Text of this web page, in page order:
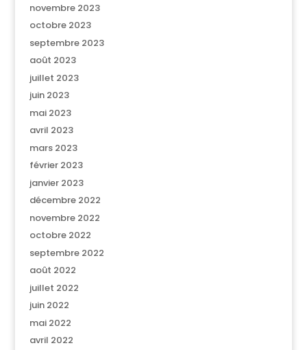
novembre 2023
octobre 2023
septembre 2023
août 2023
juillet 2023
juin 2023
mai 2023
avril 2023
mars 2023
février 2023
janvier 2023
décembre 2022
novembre 2022
octobre 2022
septembre 2022
août 2022
juillet 2022
juin 2022
mai 2022
avril 2022